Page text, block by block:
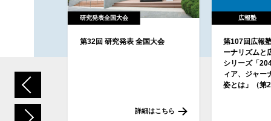
はこちら
第32回 研究発表 全国大会
研究発表全国大会
詳細はこちら
第107回広報
ーナリズムと
シリーズ「
ィア、ジャー
姿とは」（第
広報塾